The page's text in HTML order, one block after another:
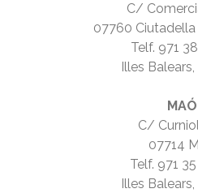
C/
07760
Telf. 971
Illes
MAÓ
C/
07714
Telf. 971
Illes